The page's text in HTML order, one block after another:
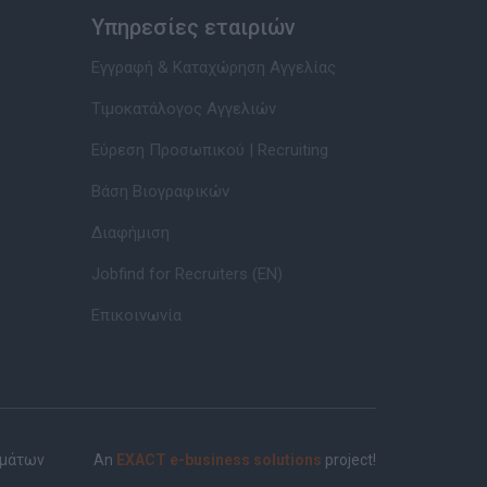
Υπηρεσίες εταιριών
Εγγραφή & Καταχώρηση Αγγελίας
Τιμοκατάλογος Αγγελιών
Εύρεση Προσωπικού | Recruiting
Βάση Βιογραφικών
Διαφήμιση
Jobfind for Recruiters (EN)
Επικοινωνία
An EXACT e-business solutions project!